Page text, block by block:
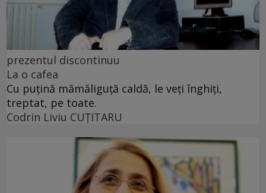
prezentul discontinuu
La o cafea
Cu puţină mămăliguţă caldă, le veţi înghiţi,
treptat, pe toate.
Codrin Liviu CUŢITARU